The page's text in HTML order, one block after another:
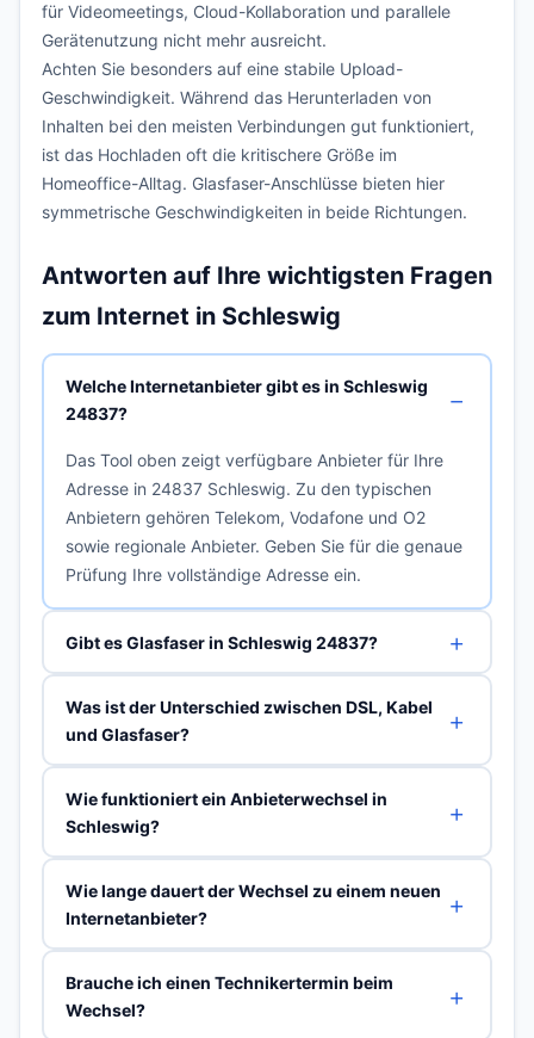
für Videomeetings, Cloud-Kollaboration und parallele
Gerätenutzung nicht mehr ausreicht.
Achten Sie besonders auf eine stabile Upload-
Geschwindigkeit. Während das Herunterladen von
Inhalten bei den meisten Verbindungen gut funktioniert,
ist das Hochladen oft die kritischere Größe im
Homeoffice-Alltag. Glasfaser-Anschlüsse bieten hier
symmetrische Geschwindigkeiten in beide Richtungen.
Antworten auf Ihre wichtigsten Fragen
zum Internet in Schleswig
Welche Internetanbieter gibt es in Schleswig
24837?
Das Tool oben zeigt verfügbare Anbieter für Ihre
Adresse in 24837 Schleswig. Zu den typischen
Anbietern gehören Telekom, Vodafone und O2
sowie regionale Anbieter. Geben Sie für die genaue
Prüfung Ihre vollständige Adresse ein.
Gibt es Glasfaser in Schleswig 24837?
Was ist der Unterschied zwischen DSL, Kabel
und Glasfaser?
Wie funktioniert ein Anbieterwechsel in
Schleswig?
Wie lange dauert der Wechsel zu einem neuen
Internetanbieter?
Brauche ich einen Technikertermin beim
Wechsel?